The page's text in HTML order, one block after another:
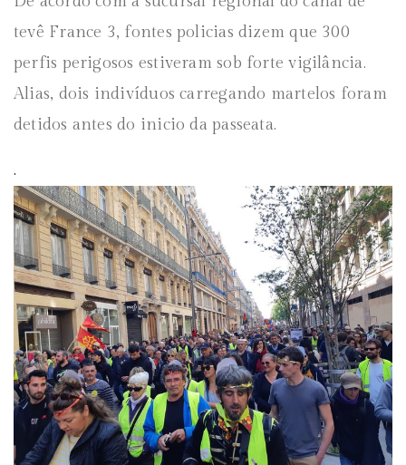
tevê France 3, fontes policias dizem que 300
perfis perigosos estiveram sob forte vigilância.
Alias, dois indivíduos carregando martelos foram
detidos antes do inicio da passeata.
.